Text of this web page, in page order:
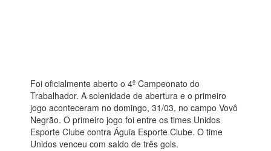
Foi oficialmente aberto o 4º Campeonato do
Trabalhador. A solenidade de abertura e o primeiro
jogo aconteceram no domingo, 31/03, no campo Vovô
Negrão. O primeiro jogo foi entre os times Unidos
Esporte Clube contra Águia Esporte Clube. O time
Unidos venceu com saldo de três gols.